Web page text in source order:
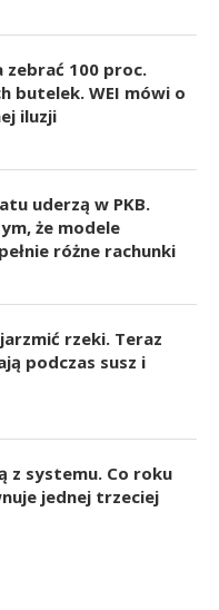
zebrać 100 proc.
butelek. WEI mówi o
iluzji
uderzą w PKB.
że modele
różne rachunki
rzeki. Teraz
podczas susz i
z systemu. Co roku
jednej trzeciej